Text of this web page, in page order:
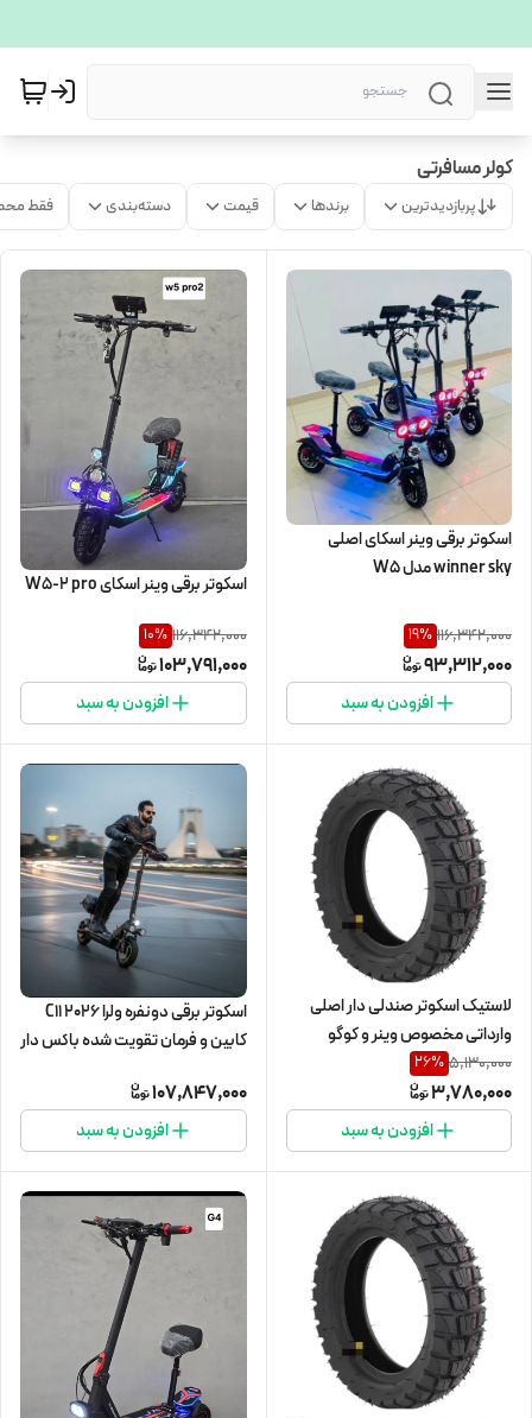
کولر مسافرتی
پربازدیدترین برندها قیمت دسته‌بندی فقط
اسکوتر برقی وینر اسکای اصلی
winner sky مدل W5
116,342,000
19%
93,312,000
افزودن به سبد
اسکوتر برقی وینر اسکای W5-2 pro
116,342,000
10%
103,791,000
افزودن به سبد
لاستیک اسکوتر صندلی دار اصلی
وارداتی مخصوص وینر و کوگو
5,130,000
26%
3,780,000
افزودن به سبد
اسکوتر برقی دونفره ولرا C11 2026
کابین و فرمان تقویت شده باکس دار
107,847,000
افزودن به سبد